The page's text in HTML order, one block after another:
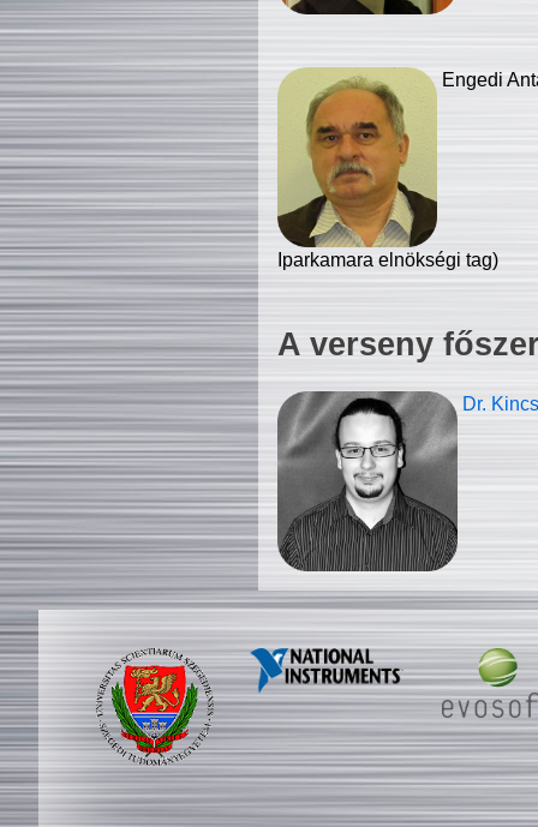
Engedi
Iparkamara elnökségi tag)
A verseny
Dr.